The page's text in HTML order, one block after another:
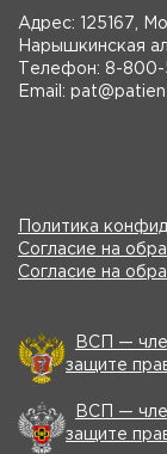
Адрес: 125167,
Нарышкинская
Телефон: 8-
Email:
Политика
Согласие на
Согласие на
ВСП —
защите
ВСП —
защите